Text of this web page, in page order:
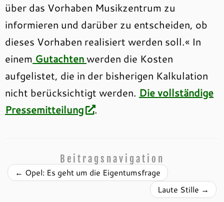
über das Vorhaben Musikzentrum zu
informieren und darüber zu entscheiden, ob
dieses Vorhaben realisiert werden soll.« In
einem Gutachtenwerden die Kosten
aufgelistet, die in der bisherigen Kalkulation
nicht berücksichtigt werden. Die vollständige
Pressemitteilung
.
Beitragsnavigation
← Opel: Es geht um die Eigentumsfrage
Laute Stille →